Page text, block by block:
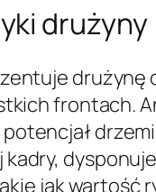
drużyny
drużynę
frontach.
jak wartość